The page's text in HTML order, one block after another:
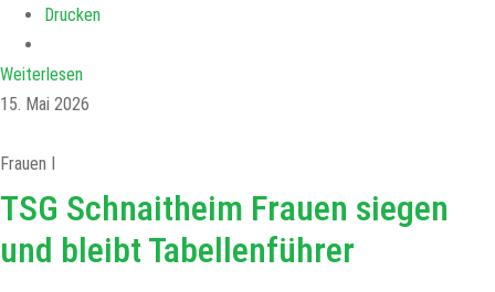
Drucken
Weiterlesen
15. Mai 2026
Frauen I
TSG Schnaitheim Frauen siegen
und bleibt Tabellenführer